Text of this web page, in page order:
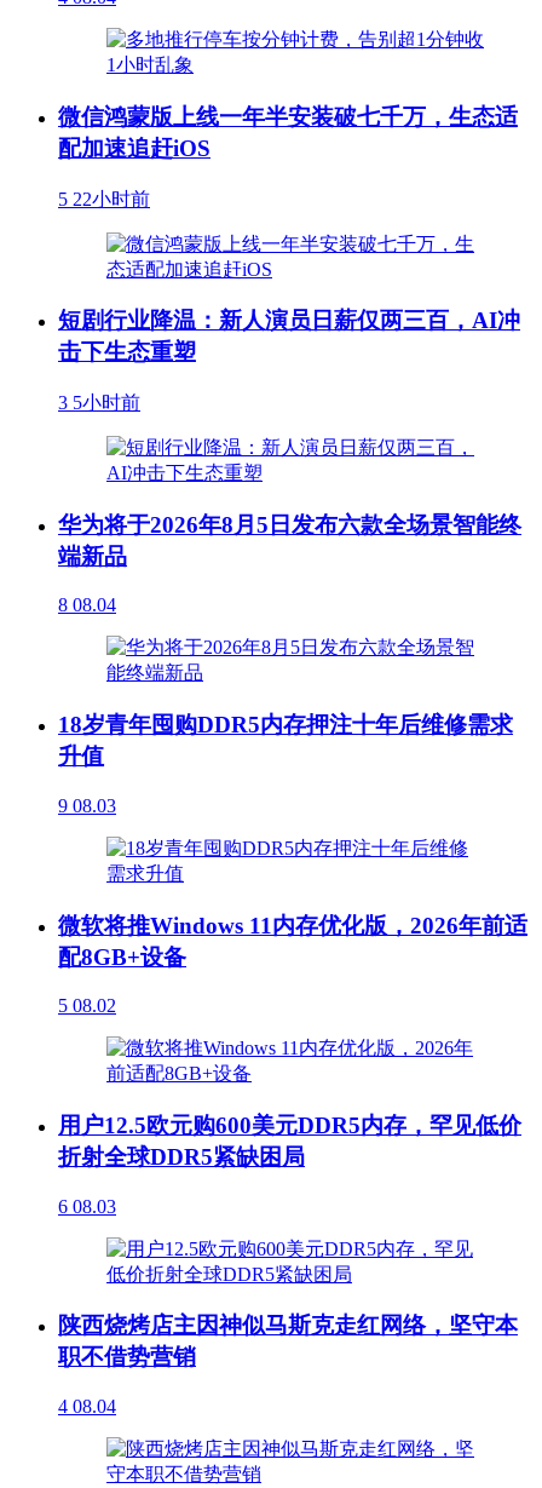
微信鸿蒙版上线一年半安装破七千万，生态适
配加速追赶iOS
5 22小时前
短剧行业降温：新人演员日薪仅两三百，AI冲
击下生态重塑
3 5小时前
华为将于2026年8月5日发布六款全场景智能终
端新品
8 08.04
18岁青年囤购DDR5内存押注十年后维修需求
升值
9 08.03
微软将推Windows 11内存优化版，2026年前适
配8GB+设备
5 08.02
用户12.5欧元购600美元DDR5内存，罕见低价
折射全球DDR5紧缺困局
6 08.03
陕西烧烤店主因神似马斯克走红网络，坚守本
职不借势营销
4 08.04